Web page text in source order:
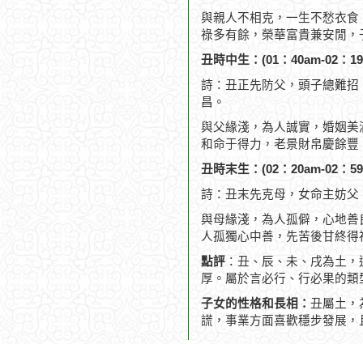
與親人不相克，一生不愁衣
祿多有餘，榮華富貴兼安閒
丑時中生：(01：40am-02：
詩：丑正先防父，頭子總難
昌。
與父緣淺，為人誠實，婚姻
和命于得力，老景財帛慶餘豐
丑時末生：(02：20am-02：
詩：丑末先克母，女命主妨
與母緣淺，為人孤僻，心地
人孤獨心中善，先苦後甘終
點評 ：丑、辰、未、戌為土
厚。屬於言必行、行必果的
子女的性格和長相： 丑屬土，
謊，事業方面喜歡穩步發展，